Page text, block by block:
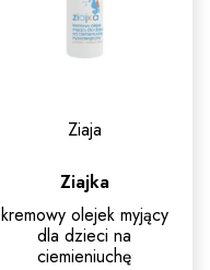
Ziaja
Ziajka
kremowy olejek myjący
dla dzieci na
ciemieniuchę